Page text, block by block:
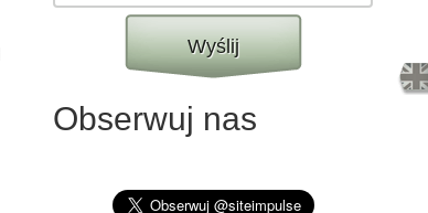
Wyślij
Obserwuj nas